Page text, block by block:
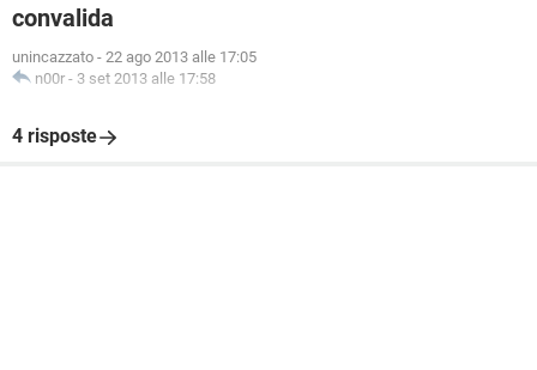
convalida
unincazzato - 22 ago 2013 alle 17:05
n00r - 3 set 2013 alle 17:58
4 risposte